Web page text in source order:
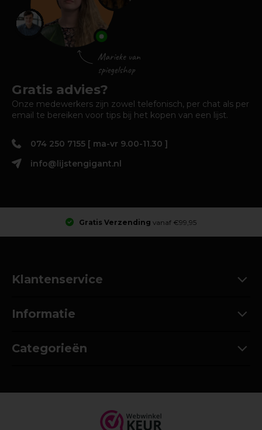
Gratis advies?
Onze medewerkers zijn zowel telefonisch, per chat als per
email te bereiken voor tips bij het kopen van een lijst.
074 250 7155 [ ma-vr 9.00-11.30 ]
info@lijstengigant.nl
Gratis Verzending vanaf €99,95
Klantenservice
Informatie
Categorieën